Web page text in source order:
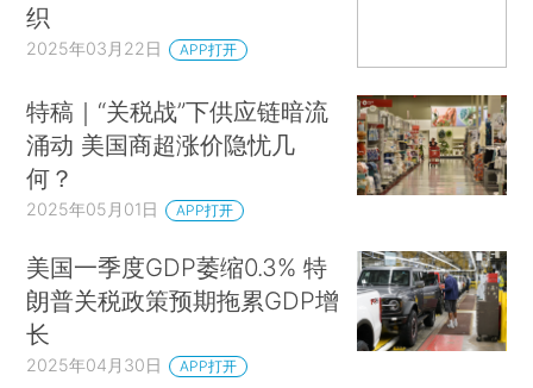
织
2025年03月22日 APP打开
特稿｜“关税战”下供应链暗流
涌动 美国商超涨价隐忧几
何？
2025年05月01日 APP打开
美国一季度GDP萎缩0.3% 特
朗普关税政策预期拖累GDP增
长
2025年04月30日 APP打开